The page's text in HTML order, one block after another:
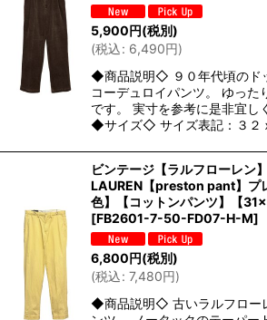
5,900円(税別)
(税込: 6,490円)
◆商品説明◇ ９０年代頃のド
コーデュロイパンツ。 ゆった
です。 実寸を参考に是非宜し
◆サイズ◇ サイズ表記：３２
ビンテージ【ラルフローレン
LAUREN【preston pant】プ
色】【コットンパンツ】【
[FB2601-7-50-FD07-H-M]
6,800円(税別)
(税込: 7,480円)
◆商品説明◇ 古いラルフロー